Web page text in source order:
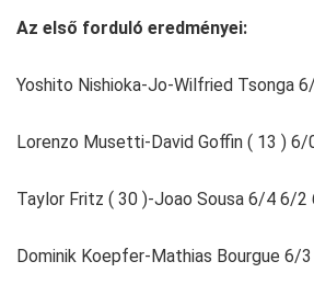
Az első forduló eredményei:
Yoshito Nishioka-Jo-Wilfried Tsonga
Lorenzo Musetti-David Goffin ( 13 )
Taylor Fritz ( 30 )-Joao Sousa 6/4 6/2
Dominik Koepfer-Mathias Bourgue 6/